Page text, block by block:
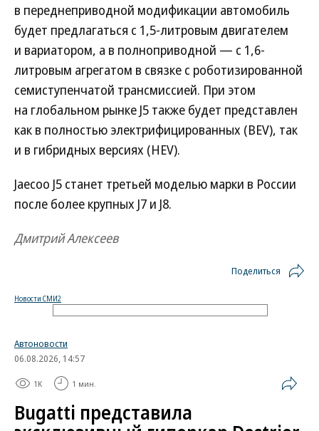
в переднеприводной модификации автомобиль
будет предлагаться с 1,5-литровым двигателем
и вариатором, а в полноприводной — с 1,6-
литровым агрегатом в связке с роботизированной
семиступенчатой трансмиссией. При этом
на глобальном рынке J5 также будет представлен
как в полностью электрифицированных (BEV), так
и в гибридных версиях (HEV).
Jaecoo J5 станет третьей моделью марки в России
после более крупных J7 и J8.
Дмитрий Алексеев
Поделиться
Новости СМИ2
Автоновости
06.08.2026, 14:57
1K 1 мин.
Bugatti представила